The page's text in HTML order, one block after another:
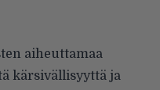
aiheuttamaa
kärsivällisyyttä ja